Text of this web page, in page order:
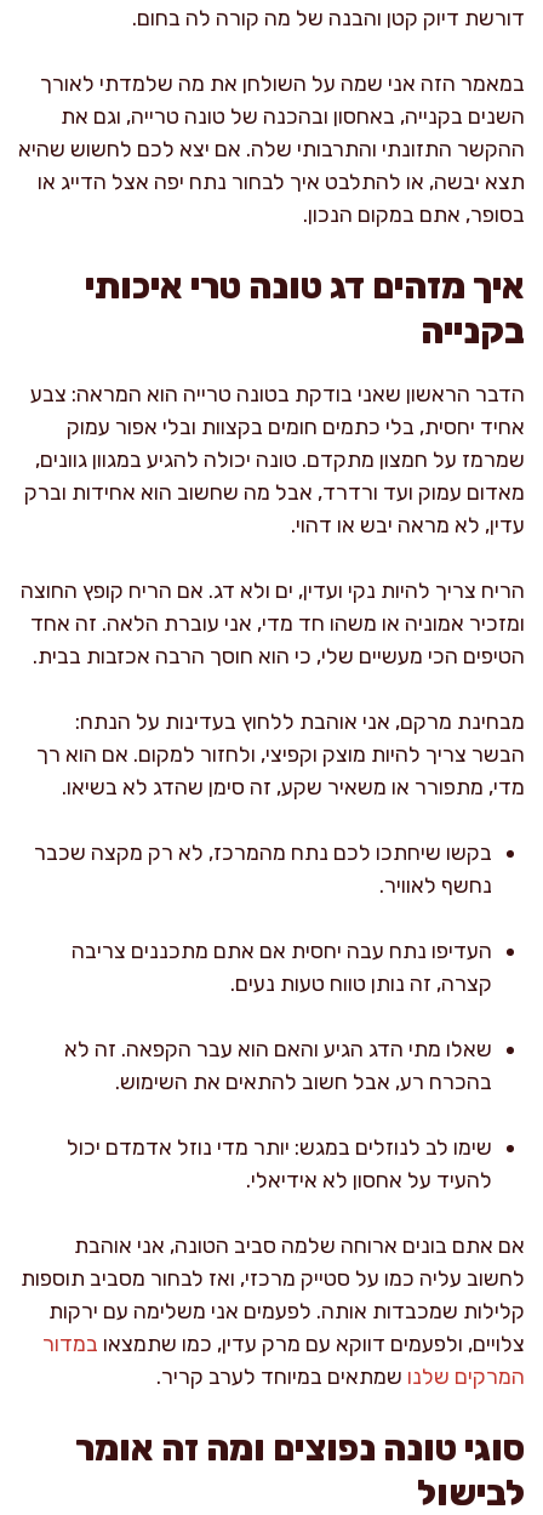
דורשת דיוק קטן והבנה של מה קורה לה בחום.
במאמר הזה אני שמה על השולחן את מה שלמדתי לאורך
השנים בקנייה, באחסון ובהכנה של טונה טרייה, וגם את
ההקשר התזונתי והתרבותי שלה. אם יצא לכם לחשוש שהיא
תצא יבשה, או להתלבט איך לבחור נתח יפה אצל הדייג או
בסופר, אתם במקום הנכון.
איך מזהים דג טונה טרי איכותי
בקנייה
הדבר הראשון שאני בודקת בטונה טרייה הוא המראה: צבע
אחיד יחסית, בלי כתמים חומים בקצוות ובלי אפור עמוק
שמרמז על חמצון מתקדם. טונה יכולה להגיע במגוון גוונים,
מאדום עמוק ועד ורדרד, אבל מה שחשוב הוא אחידות וברק
עדין, לא מראה יבש או דהוי.
הריח צריך להיות נקי ועדין, ים ולא דג. אם הריח קופץ החוצה
ומזכיר אמוניה או משהו חד מדי, אני עוברת הלאה. זה אחד
הטיפים הכי מעשיים שלי, כי הוא חוסך הרבה אכזבות בבית.
מבחינת מרקם, אני אוהבת ללחוץ בעדינות על הנתח:
הבשר צריך להיות מוצק וקפיצי, ולחזור למקום. אם הוא רך
מדי, מתפורר או משאיר שקע, זה סימן שהדג לא בשיאו.
בקשו שיחתכו לכם נתח מהמרכז, לא רק מקצה שכבר
נחשף לאוויר.
העדיפו נתח עבה יחסית אם אתם מתכננים צריבה
קצרה, זה נותן טווח טעות נעים.
שאלו מתי הדג הגיע והאם הוא עבר הקפאה. זה לא
בהכרח רע, אבל חשוב להתאים את השימוש.
שימו לב לנוזלים במגש: יותר מדי נוזל אדמדם יכול
להעיד על אחסון לא אידיאלי.
אם אתם בונים ארוחה שלמה סביב הטונה, אני אוהבת
לחשוב עליה כמו על סטייק מרכזי, ואז לבחור מסביב תוספות
קלילות שמכבדות אותה. לפעמים אני משלימה עם ירקות
צלויים, ולפעמים דווקא עם מרק עדין, כמו שתמצאו במדור
המרקים שלנו שמתאים במיוחד לערב קריר.
סוגי טונה נפוצים ומה זה אומר
לבישול